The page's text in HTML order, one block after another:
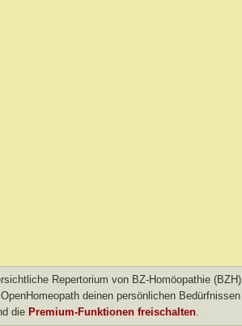
Repertorium von BZ-Homöopathie (BZH)
deinen persönlichen Bedürfnissen
und die Premium-Funktionen freischalten